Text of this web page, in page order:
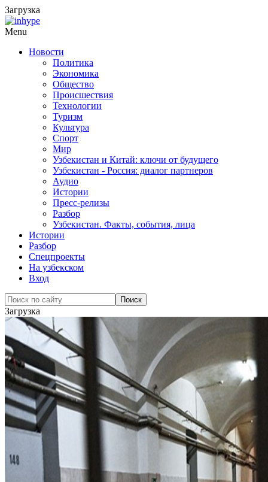
Загрузка
Menu
Новости
Политика
Экономика
Общество
Происшествия
Технологии
Туризм
Культура
Спорт
Мир
Узбекистан и Китай: ключи от будущего
Узбекистан - Россия: диалог партнеров
Аудио
Истории
Пресс-релизы
Разбор
Узбекистан. Факты, события, лица
Истории
Разбор
Спецпроекты
На узбекском
Вход
Загрузка